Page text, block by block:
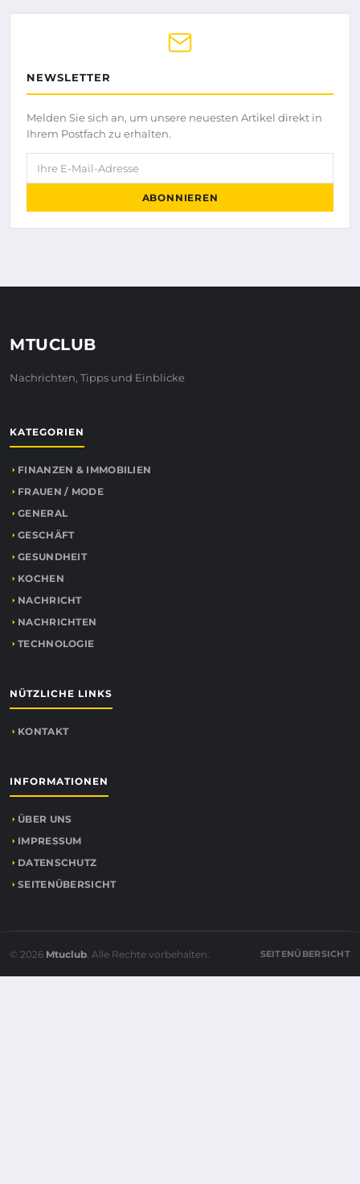
NEWSLETTER
Melden Sie sich an, um unsere neuesten Artikel direkt in
Ihrem Postfach zu erhalten.
Ihre E-Mail-Adresse
ABONNIEREN
MTUCLUB
Nachrichten, Tipps und Einblicke
KATEGORIEN
FINANZEN & IMMOBILIEN
FRAUEN / MODE
GENERAL
GESCHÄFT
GESUNDHEIT
KOCHEN
NACHRICHT
NACHRICHTEN
TECHNOLOGIE
NÜTZLICHE LINKS
KONTAKT
INFORMATIONEN
ÜBER UNS
IMPRESSUM
DATENSCHUTZ
SEITENÜBERSICHT
© 2026 Mtuclub. Alle Rechte vorbehalten. SEITENÜBERSICHT